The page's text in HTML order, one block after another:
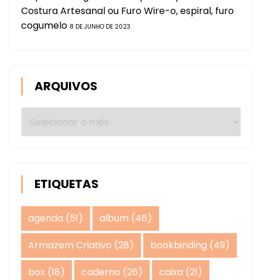
Costura Artesanal ou Furo Wire-o, espiral, furo
cogumelo 8 DE JUNHO DE 2023
ARQUIVOS
Arquivos
ETIQUETAS
agenda (51) album (46)
Armazem Criativo (28) bookbinding (49)
box (18) caderno (26) caixa (21)